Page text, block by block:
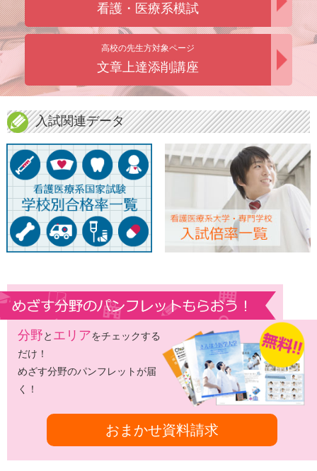
看護・医療系模試
高校の先生方対象ページ
文章上達添削講座
入試関連データ
分野と エリアをチェックする
だけ！
めざす分野のパンフレットが届
く！
おまかせ資料請求